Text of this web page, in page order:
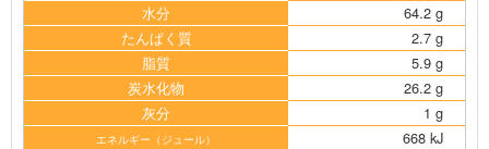
水分
64.2 g
たんぱく質
2.7 g
脂質
5.9 g
炭水化物
26.2 g
灰分
1 g
エネルギー（ジュール） 668 kJ